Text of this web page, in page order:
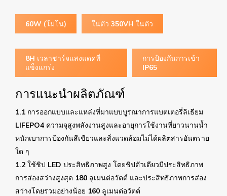
60W (โมโน) ในตัว 350VH ในตัว
8H เวลาชาร์จแสงแดดที่
แข็งแกร่ง
การป้องกันการเข้า
IP65
การแนะนำผลิตภัณฑ์
1.1 การออกแบบและแหล่งที่มาแบบบูรณาการแบตเตอรี่ลิเธียม
LIFEPO4 ความจุสูงพลังงานสูงและอายุการใช้งานที่ยาวนานน้ำ
หนักเบาการป้องกันสีเขียวและสิ่งแวดล้อมไม่ได้ผลิตสารอันตราย
ใด ๆ
1.2 ใช้ชิป LED ประสิทธิภาพสูง โดยชิปตัวเดียวมีประสิทธิภาพ
การส่องสว่างสูงสุด 180 ลูเมนต่อวัตต์ และประสิทธิภาพการส่อง
สว่างโดยรวมอย่างน้อย 160 ลูเมนต่อวัตต์